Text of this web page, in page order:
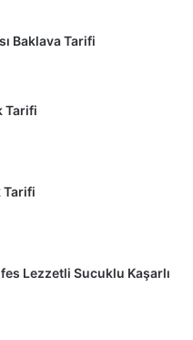
Baklava Tarifi
Tarifi
Tarifi
Lezzetli Sucuklu Kaşarlı